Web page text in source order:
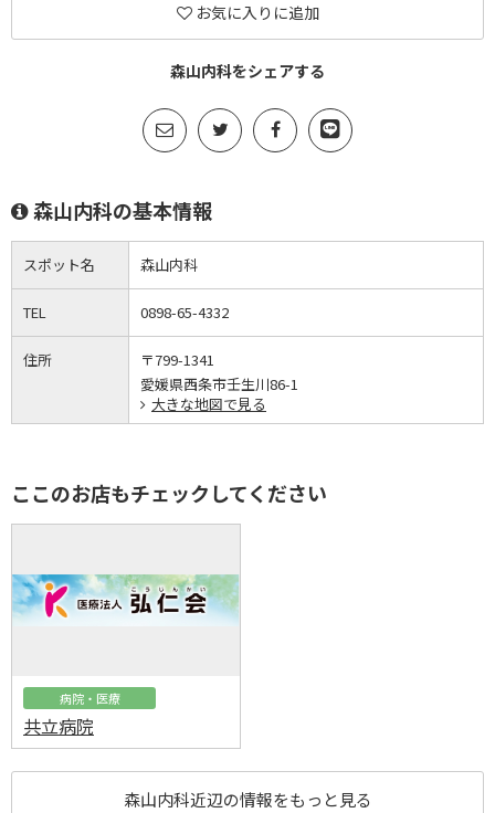
お気に入りに追加
森山内科をシェアする
森山内科の基本情報
スポット名 森山内科
TEL 0898-65-4332
住所
〒799-1341
愛媛県西条市壬生川86-1
大きな地図で見る
ここのお店もチェックしてください
病院・医療
共立病院
森山内科近辺の情報をもっと見る